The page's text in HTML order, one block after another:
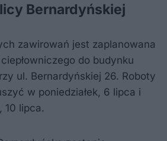
Bernardyńskiej
zawirowań jest zaplanowana
do budynku
ul. Bernardyńskiej 26. Roboty
w poniedziałek, 6 lipca i
10 lipca.